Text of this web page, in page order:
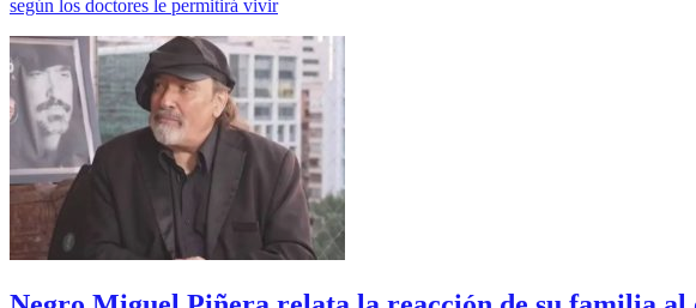
según los doctores le permitirá vivir